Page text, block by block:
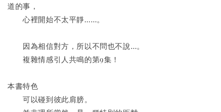
道的事，
心裡開始不太平靜……。
因為相信對方，所以不問也不說…。
複雜情感引人共鳴的第9集！
本書特色
可以碰到彼此肩膀。